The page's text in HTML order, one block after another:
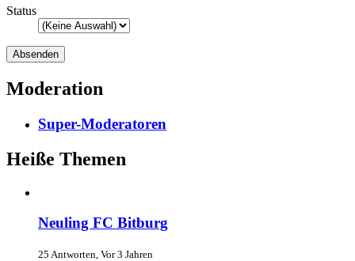
Status
Moderation
Super-Moderatoren
Heiße Themen
Neuling FC Bitburg
25 Antworten, Vor 3 Jahren